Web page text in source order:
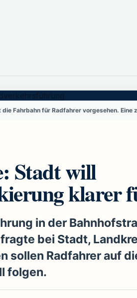
Fahrbahn für Radfahrer vorgesehen.
Stadt will
klarer
in der
bei Stadt,
sollen Radfahrer auf
folgen.